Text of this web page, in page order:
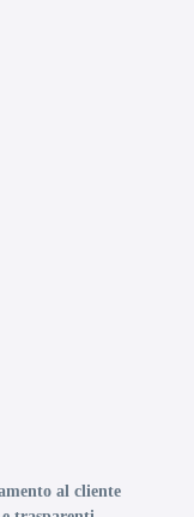
al cliente